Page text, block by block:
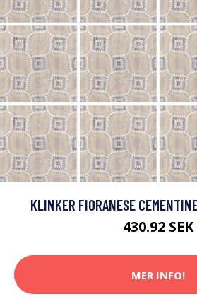
KLINKER FIORANESE
430.92 SEK
MER INFO!